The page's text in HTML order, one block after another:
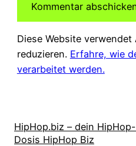
Diese Website
reduzieren. Erfahre, wie
verarbeitet werden.
HipHop.biz – dein
Dosis HipHop Biz